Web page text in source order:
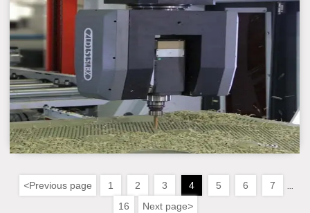
<Previous page 1 2 3 4 5 6 7 ...
16 Next page>